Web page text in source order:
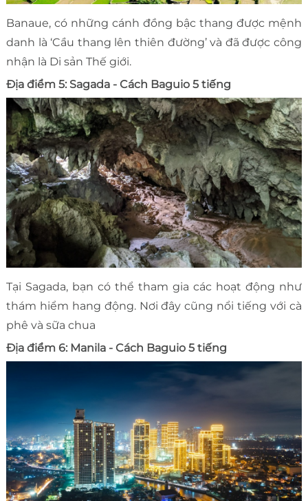
Banaue, có những cánh đồng bậc thang được mệnh
danh là ‘Cầu thang lên thiên đường’ và đã được công
nhận là Di sản Thế giới.
Địa điểm 5: Sagada - Cách Baguio 5 tiếng
Tại Sagada, bạn có thể tham gia các hoạt động như
thám hiểm hang động. Nơi đây cũng nổi tiếng với cà
phê và sữa chua
Địa điểm 6: Manila - Cách Baguio 5 tiếng